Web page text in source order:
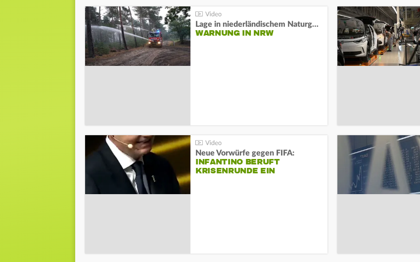
Lage in niederländischem Naturgebiet stabil
WARNUNG IN NRW
Neue Vorwürfe gegen FIFA:
INFANTINO BERUFT
KRISENRUNDE EIN